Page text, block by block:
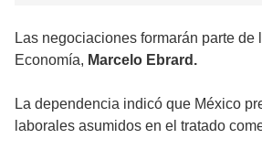
Las negociaciones formarán parte
Economía, Marcelo Ebrard.
La dependencia indicó que México
laborales asumidos en el tratado